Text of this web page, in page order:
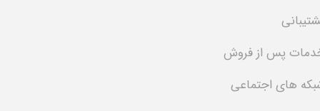
پس از فروش
های اجتماعی